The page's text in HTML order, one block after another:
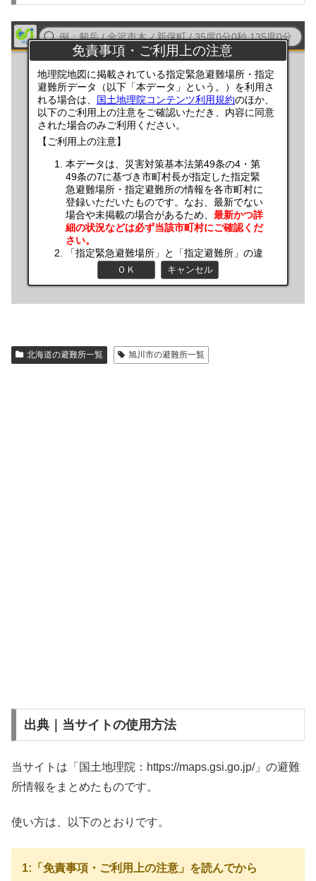
北海道の避難所一覧 旭川市の避難所一覧
出典｜当サイトの使用方法
当サイトは「国土地理院：https://maps.gsi.go.jp/」の避難
所情報をまとめたものです。
使い方は、以下のとおりです。
1:「免責事項・ご利用上の注意」を読んでから